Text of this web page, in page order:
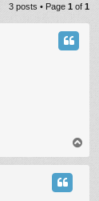
3 posts • Page 1 of 1
o
p